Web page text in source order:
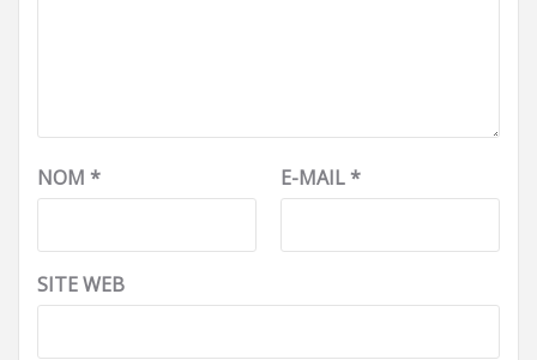
NOM * E-MAIL*
SITE WEB